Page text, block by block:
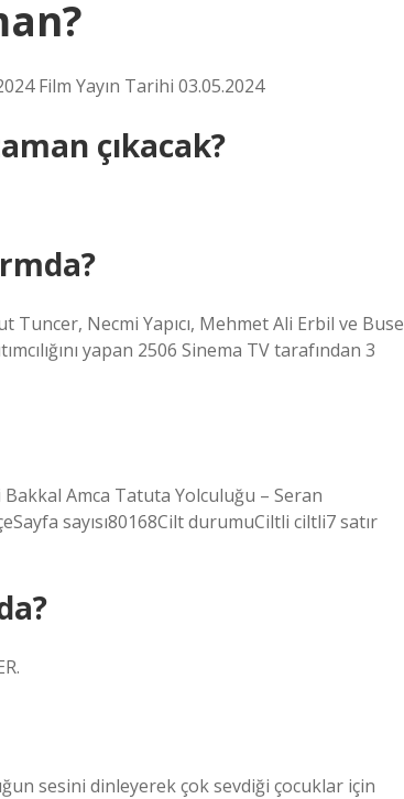
Film Yayın Tarihi 03.05.2024
çıkacak?
Necmi Yapıcı, Mehmet Ali Erbil ve Buse
yapan 2506 Sinema TV tarafından 3
Bakkal Amca Tatuta Yolculuğu – Seran
sayısı80168Cilt durumuCiltli ciltli7 satır
sesini dinleyerek çok sevdiği çocuklar için